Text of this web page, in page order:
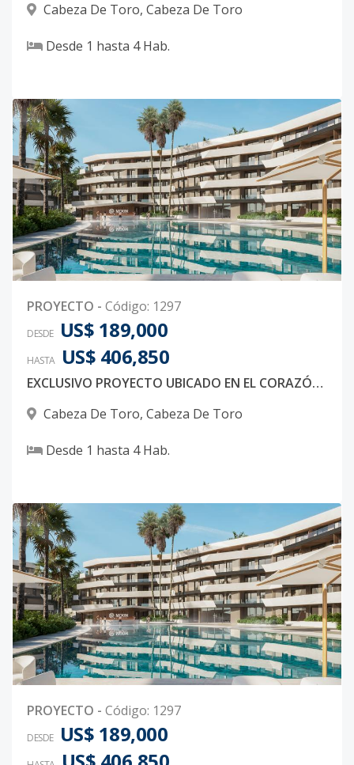
Cabeza De Toro, Cabeza De Toro
Desde 1 hasta 4Hab.
PROYECTO - Código: 1297
DESDE US$ 189,000
HASTA US$ 406,850
EXCLUSIVO PROYECTO UBICADO EN EL CORAZÓN DE BAVARO EN PUNTA CANA A POCOS MINUTOS DE LA PLAYA
Cabeza De Toro, Cabeza De Toro
Desde 1 hasta 4Hab.
PROYECTO - Código: 1297
DESDE US$ 189,000